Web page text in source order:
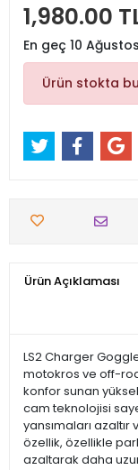
1,980.00
En geç 10
Ürün stokta
Ürün Açıklaması
LS2 Charger
motokros ve off-
konfor sunan
cam teknolojisi
yansımaları
özellik, özellikle
azaltarak daha